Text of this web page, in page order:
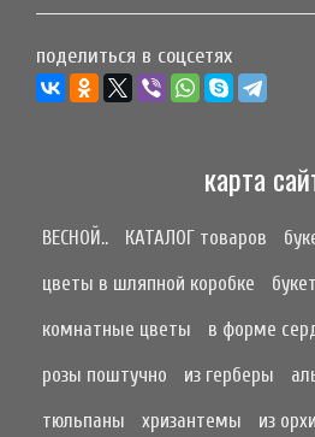
поделиться в соцсетях
карта
ВЕСНОЙ.. КАТАЛОГ товаров
цветы в шляпной коробке
комнатные цветы
в форме
розы поштучно
из герберы
тюльпаны
хризантемы из